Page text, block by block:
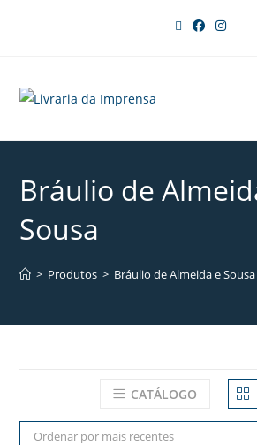
Bráulio de
Sousa
> Produtos > Bráulio de Almeida e Sousa
CATÁLOGO
Ordenar por mais recentes